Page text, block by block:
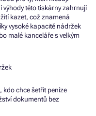
výhody této tiskárny zahrnují
kazet, což znamená
vysoké kapacitě nádržek
malé kanceláře s velkým
kdo chce šetřit peníze
dokumentů bez